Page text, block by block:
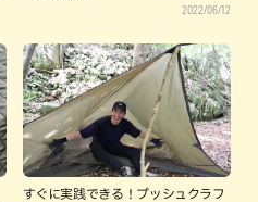
2022/06/12
すぐに実践できる！ブッシュクラフ